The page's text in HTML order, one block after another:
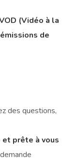
(Vidéo à la
émissions de
des questions,
prête à vous